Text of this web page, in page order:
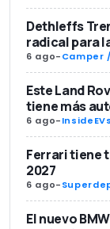
Dethleffs
radical para
6 ago-Camper
Este Land
tiene más
6 ago-InsideEVs
Ferrari tiene
2027
6 ago-
El nuevo